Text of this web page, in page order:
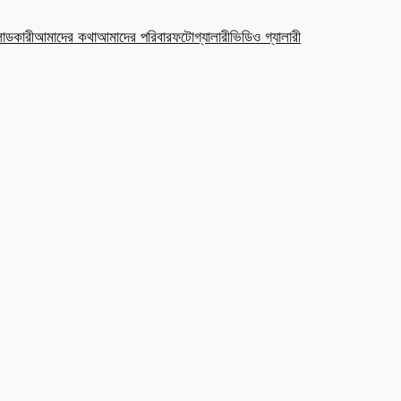
আমাদের কথাআমাদের পরিবারফটোগ্যালারীভিডিও গ্যালারী